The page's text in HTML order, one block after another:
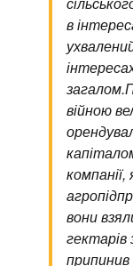
в
загалом.
війною
компанії,
вони
гектарів
припинив